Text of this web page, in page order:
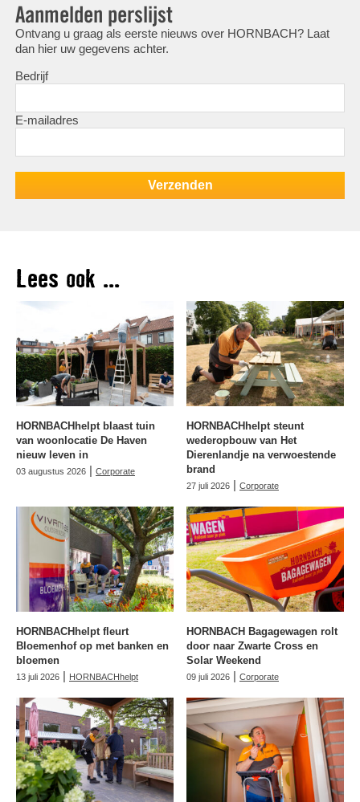
Aanmelden perslijst
Ontvang u graag als eerste nieuws over HORNBACH? Laat
dan hier uw gegevens achter.
Bedrijf
E-mailadres
Lees ook ...
HORNBACHhelpt blaast tuin
van woonlocatie De Haven
nieuw leven in
03 augustus 2026 | Corporate
HORNBACHhelpt steunt
wederopbouw van Het
Dierenlandje na verwoestende
brand
27 juli 2026 | Corporate
HORNBACHhelpt fleurt
Bloemenhof op met banken en
bloemen
13 juli 2026 | HORNBACHhelpt
HORNBACH Bagagewagen rolt
door naar Zwarte Cross en
Solar Weekend
09 juli 2026 | Corporate